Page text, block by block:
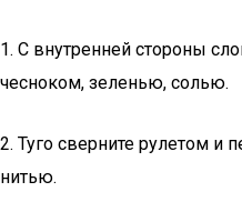
1. С внутренней стороны
чесноком, зеленью, солью.
2. Туго сверните рулетом и
нитью.